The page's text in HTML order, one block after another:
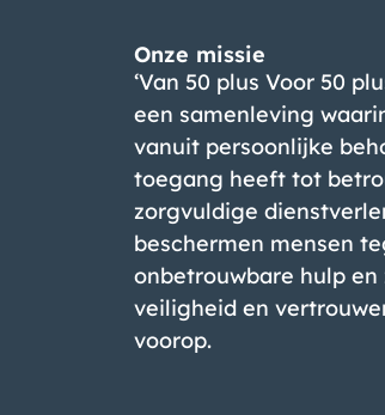
Onze missie
‘Van 50 plus Voor 50
een samenleving
vanuit persoonlijke
toegang heeft tot
zorgvuldige
beschermen mensen
onbetrouwbare hulp en
veiligheid en
voorop.